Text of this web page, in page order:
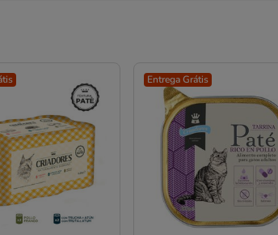
Entrega Grátis